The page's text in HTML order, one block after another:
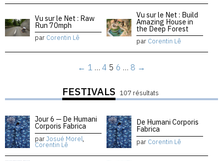
Vu sur le Net : Raw
Run 70mph
par Corentin Lê
Vu sur le Net : Build
Amazing House in
the Deep Forest
par Corentin Lê
← 1 … 4 5 6 … 8 →
FESTIVALS 107 résultats
Jour 6 — De Humani
Corporis Fabrica
parJosué Morel,
Corentin Lê
De Humani Corporis
Fabrica
par Corentin Lê